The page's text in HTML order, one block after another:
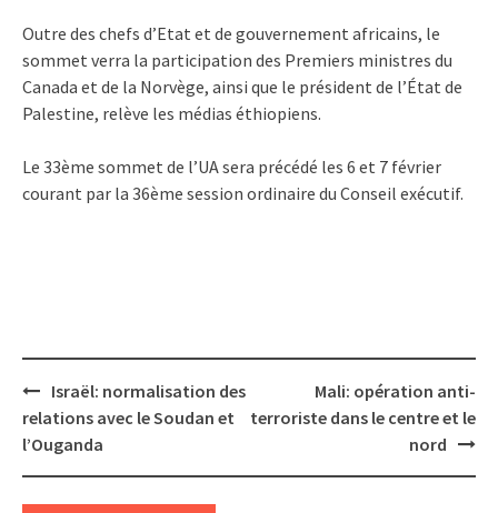
Outre des chefs d’Etat et de gouvernement africains, le
sommet verra la participation des Premiers ministres du
Canada et de la Norvège, ainsi que le président de l’État de
Palestine, relève les médias éthiopiens.
Le 33ème sommet de l’UA sera précédé les 6 et 7 février
courant par la 36ème session ordinaire du Conseil exécutif.
Post
navigation
Israël: normalisation des
relations avec le Soudan et
l’Ouganda
Mali: opération anti-
terroriste dans le centre et le
nord